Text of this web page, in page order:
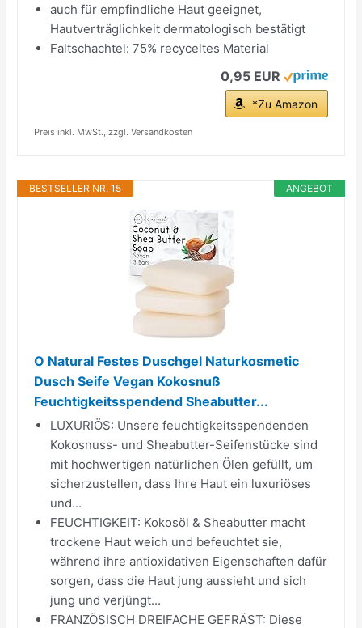
auch für empfindliche Haut geeignet,
Hautverträglichkeit dermatologisch bestätigt
Faltschachtel: 75% recyceltes Material
0,95 EUR
*Zu Amazon
Preis inkl. MwSt., zzgl. Versandkosten
ANGEBOT
BESTSELLER NR. 15
O Natural Festes Duschgel Naturkosmetic
Dusch Seife Vegan Kokosnuß
Feuchtigkeitsspendend Sheabutter...
LUXURIÖS: Unsere feuchtigkeitsspendenden
Kokosnuss- und Sheabutter-Seifenstücke sind
mit hochwertigen natürlichen Ölen gefüllt, um
sicherzustellen, dass Ihre Haut ein luxuriöses
und...
FEUCHTIGKEIT: Kokosöl & Sheabutter macht
trockene Haut weich und befeuchtet sie,
während ihre antioxidativen Eigenschaften dafür
sorgen, dass die Haut jung aussieht und sich
jung und verjüngt...
FRANZÖSISCH DREIFACHE GEFRÄST: Diese